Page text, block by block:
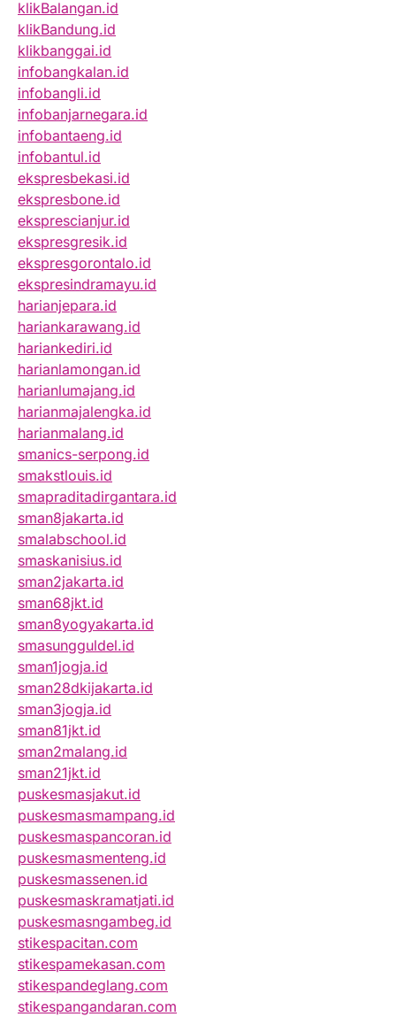
klikBalangan.id
klikBandung.id
klikbanggai.id
infobangkalan.id
infobangli.id
infobanjarnegara.id
infobantaeng.id
infobantul.id
ekspresbekasi.id
ekspresbone.id
eksprescianjur.id
ekspresgresik.id
ekspresgorontalo.id
ekspresindramayu.id
harianjepara.id
hariankarawang.id
hariankediri.id
harianlamongan.id
harianlumajang.id
harianmajalengka.id
harianmalang.id
smanics-serpong.id
smakstlouis.id
smapraditadirgantara.id
sman8jakarta.id
smalabschool.id
smaskanisius.id
sman2jakarta.id
sman68jkt.id
sman8yogyakarta.id
smasungguldel.id
sman1jogja.id
sman28dkijakarta.id
sman3jogja.id
sman81jkt.id
sman2malang.id
sman21jkt.id
puskesmasjakut.id
puskesmasmampang.id
puskesmaspancoran.id
puskesmasmenteng.id
puskesmassenen.id
puskesmaskramatjati.id
puskesmasngambeg.id
stikespacitan.com
stikespamekasan.com
stikespandeglang.com
stikespangandaran.com